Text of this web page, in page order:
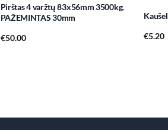
Pirštas 4 varžtų 83x56mm 3500kg.
PAŽEMINTAS 30mm
€50.00
€5.20